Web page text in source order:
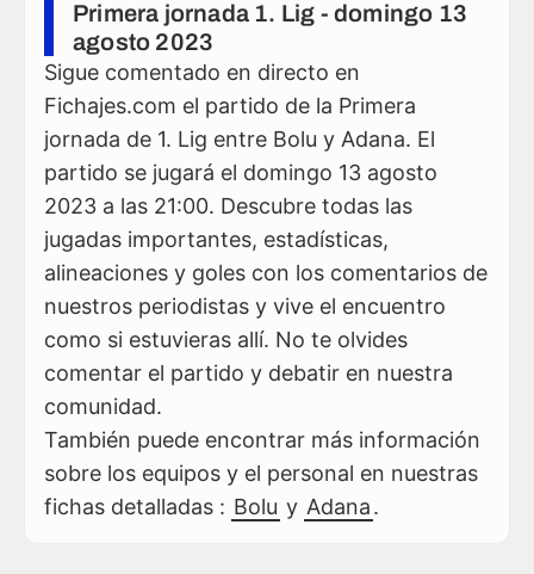
Primera jornada 1. Lig - domingo 13
agosto 2023
Sigue comentado en directo en
Fichajes.com el partido de la Primera
jornada de 1. Lig entre Bolu y Adana. El
partido se jugará el domingo 13 agosto
2023 a las 21:00. Descubre todas las
jugadas importantes, estadísticas,
alineaciones y goles con los comentarios de
nuestros periodistas y vive el encuentro
como si estuvieras allí. No te olvides
comentar el partido y debatir en nuestra
comunidad.
También puede encontrar más información
sobre los equipos y el personal en nuestras
fichas detalladas : Bolu y Adana.